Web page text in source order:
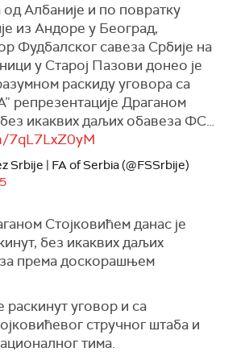
Албаније и по повратку
из Андоре у Београд,
Фудбалског савеза Србије на
у Старој Пазови донео је
раскиду уговора са
репрезентације Драганом
икаквих даљих обавеза ФС…
7qL7LxZ0yM
Srbije | FA of Serbia (@FSSrbije)
Стојковићем данас је
без икаквих даљих
према доскорашњем
раскинут уговор и са
стручног штаба и
тима.